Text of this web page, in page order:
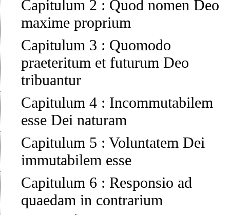
Capitulum 2 : Quod nomen Deo
maxime proprium
Capitulum 3 : Quomodo
praeteritum et futurum Deo
tribuantur
Capitulum 4 : Incommutabilem
esse Dei naturam
Capitulum 5 : Voluntatem Dei
immutabilem esse
Capitulum 6 : Responsio ad
quaedam in contrarium